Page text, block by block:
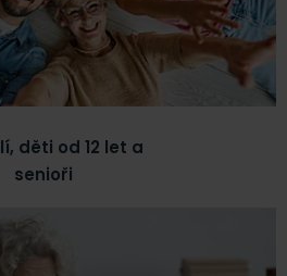
děti od 12 let a
senioři